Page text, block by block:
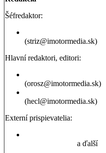
Šéfredaktor:
(striz@imotormedia.sk)
Hlavní redaktori, editori:
(orosz@imotormedia.sk)
(hecl@imotormedia.sk)
Externí prispievatelia:
a ďalší